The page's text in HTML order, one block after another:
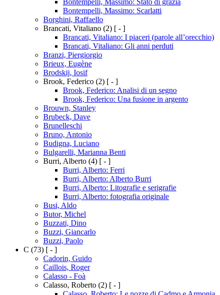
Bontempelli, Massimo: Scarlatti
Borghini, Raffaello
Brancati, Vitaliano (2) [ - ]
Brancati, Vitaliano: I piaceri (parole all’orecchio)
Brancati, Vitaliano: Gli anni perduti
Branzi, Piergiorgio
Brieux, Eugène
Brodskij, Iosif
Brook, Federico (2) [ - ]
Brook, Federico: Analisi di un segno
Brook, Federico: Una fusione in argento
Brouwn, Stanley
Brubeck, Dave
Brunelleschi
Bruno, Antonio
Budigna, Luciano
Bulgarelli, Marianna Benti
Burri, Alberto (4) [ - ]
Burri, Alberto: Ferri
Burri, Alberto: Alberto Burri
Burri, Alberto: Litografie e serigrafie
Burri, Alberto: fotografia originale
Busi, Aldo
Butor, Michel
Buzzati, Dino
Buzzi, Giancarlo
Buzzi, Paolo
C (73) [ - ]
Cadorin, Guido
Caillois, Roger
Calasso - Foà
Calasso, Roberto (2) [ - ]